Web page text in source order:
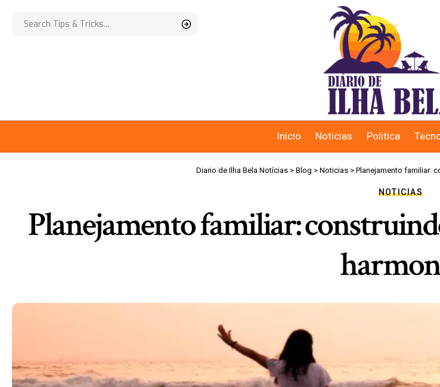
Início Noticias Politica
Diario de Ilha Bela Notícias > Blog > Noticias > Planejamento familiar:
NOTICIAS
Planejamento familiar: